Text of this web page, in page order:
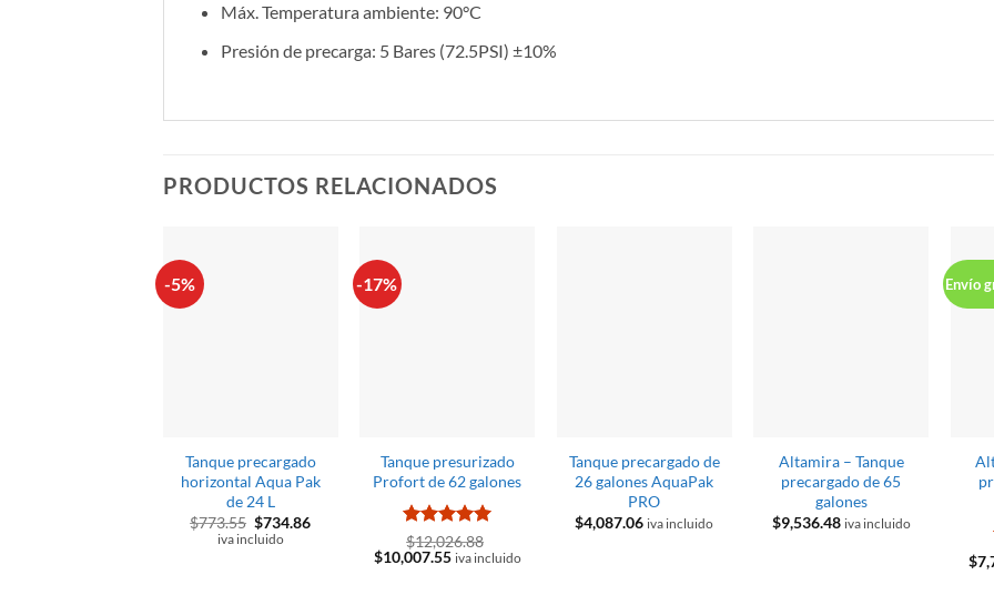
Máx. Temperatura ambiente: 90°C
Presión de precarga: 5 Bares (72.5PSI) ±10%
PRODUCTOS RELACIONADOS
-5%
Tanque precargado
horizontal Aqua Pak
de 24 L
$773.55 El
precio
$734.86El
iva incluido
-17%
Tanque presurizado
Profort de 62 galones
Valorado
con5de 5
$12,026.88
El
precio
$10,007.55Eliva incluido
Tanque precargado de
26 galones AquaPak
PRO
$4,087.06 iva incluido
Altamira – Tanque
precargado de 65
galones
$9,536.48 iva incluido
Envío
$